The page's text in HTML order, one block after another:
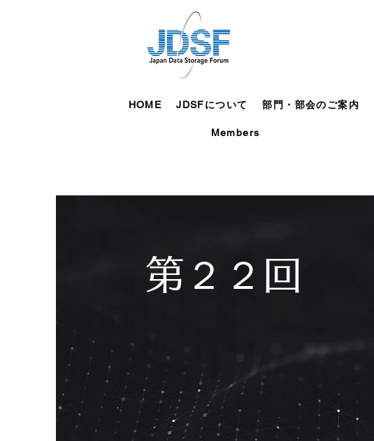
HOME JDSFについて 部門・部会のご案内
Members
第２２回